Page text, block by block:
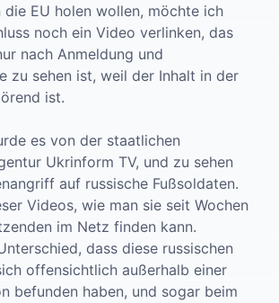
EU holen wollen, möchte ich
noch ein Video verlinken, das
nach Anmeldung und
zu sehen ist, weil der Inhalt in der
ist.
es von der staatlichen
Ukrinform TV, und zu sehen
auf russische Fußsoldaten.
Videos, wie man sie seit Wochen
im Netz finden kann.
dass diese russischen
offensichtlich außerhalb einer
befunden haben, und sogar beim